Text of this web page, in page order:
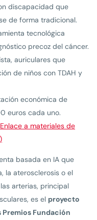
discapacidad que
de forma tradicional.
tecnológica
precoz del cáncer.
auriculares que
de niños con TDAH y
económica de
euros cada uno.
Enlace a materiales de
basada en IA que
la aterosclerosis o el
arterias, principal
es el proyecto
Premios Fundación